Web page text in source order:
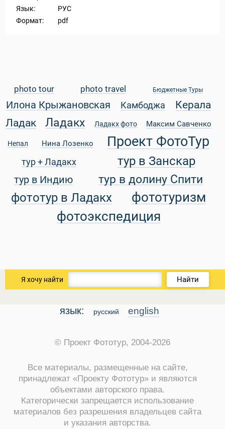
Путеводитель по
Язык:
РУС
Формат:
pdf
photo tour photo travel Бюджетные Туры
Илона Крыжановская Камбоджа
Керала
Ладак
Ладакх Ладакх фото Максим Савченко
Непал Нина Лозенко Проект ФотоТур
тур + Ладакх тур в Занскар
тур в Индию тур в долину Спити
фототур в Ладакх
фототуризм
фотоэкспедиция
Я хочу найти Найти
язык: русский english
© Проект Фототур, 2004-2026
Все материалы, размещенные на сайте,
принадлежат «Проекту Фототур» и являются
объектами авторского права.
Категорически запрещается использование
материалов без разрешения владельцев сайта
и указания авторства.